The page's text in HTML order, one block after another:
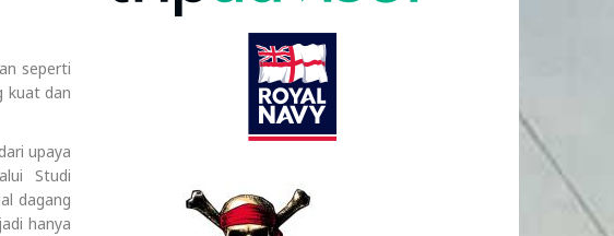
seperti
kuat dan
upaya
Studi
dagang
hanya